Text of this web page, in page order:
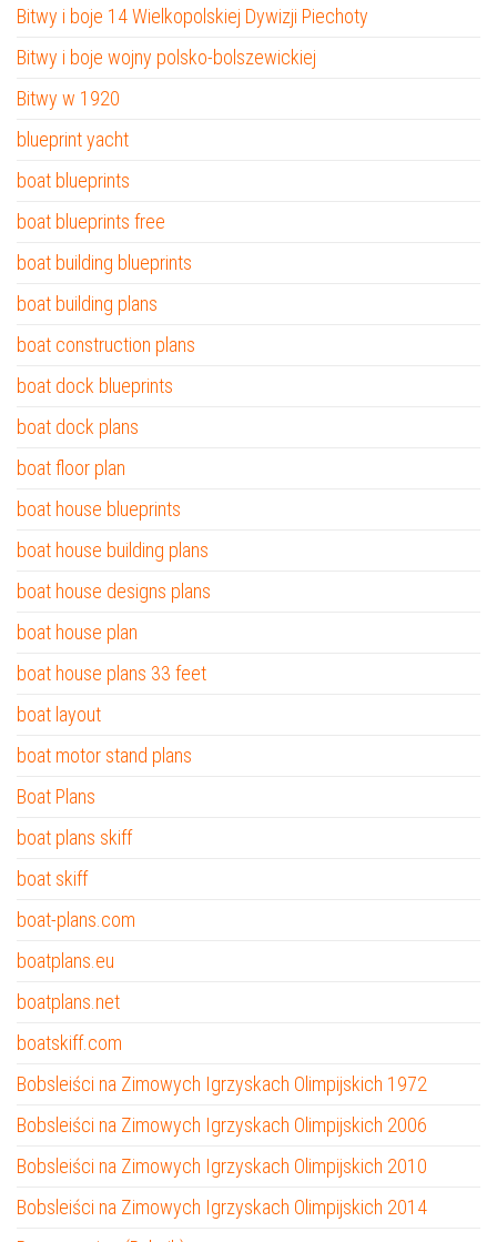
Bitwy i boje 14 Wielkopolskiej Dywizji Piechoty
Bitwy i boje wojny polsko-bolszewickiej
Bitwy w 1920
blueprint yacht
boat blueprints
boat blueprints free
boat building blueprints
boat building plans
boat construction plans
boat dock blueprints
boat dock plans
boat floor plan
boat house blueprints
boat house building plans
boat house designs plans
boat house plan
boat house plans 33 feet
boat layout
boat motor stand plans
Boat Plans
boat plans skiff
boat skiff
boat-plans.com
boatplans.eu
boatplans.net
boatskiff.com
Bobsleiści na Zimowych Igrzyskach Olimpijskich 1972
Bobsleiści na Zimowych Igrzyskach Olimpijskich 2006
Bobsleiści na Zimowych Igrzyskach Olimpijskich 2010
Bobsleiści na Zimowych Igrzyskach Olimpijskich 2014